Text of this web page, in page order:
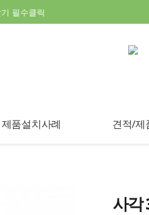
필수클릭
제품설치사례 견적/제
사각